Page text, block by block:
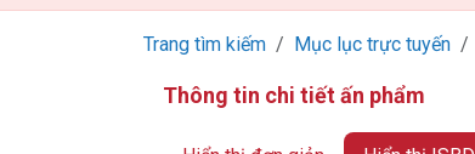
Trang tìm kiếm Mục lục trực tuyến
Thông tin chi tiết ấn phẩm